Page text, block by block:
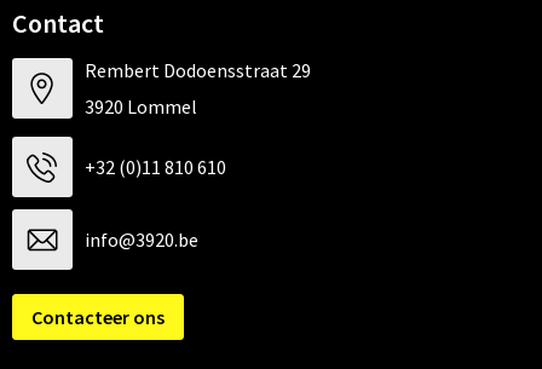
Contact
Rembert Dodoensstraat 29
3920 Lommel
+32 (0)11 810 610
info@3920.be
Contacteer ons